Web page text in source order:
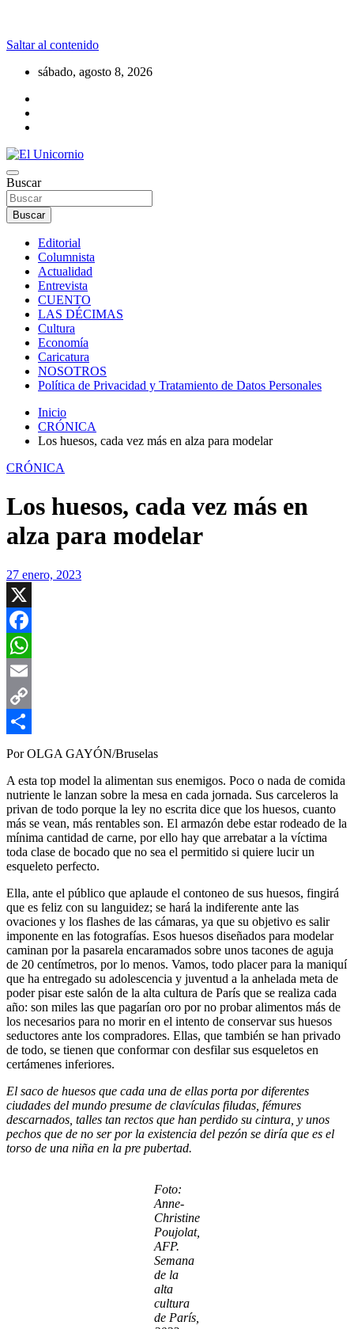
Saltar al contenido
sábado, agosto 8, 2026
El Unicornio
La realidad supera la fantasía
Buscar
Buscar
Editorial
Columnista
Actualidad
Entrevista
CUENTO
LAS DÉCIMAS
Cultura
Economía
Caricatura
NOSOTROS
Política de Privacidad y Tratamiento de Datos Personales
Inicio
CRÓNICA
Los huesos, cada vez más en alza para modelar
CRÓNICA
Los huesos, cada vez más en
alza para modelar
27 enero, 2023
X
Facebook
WhatsApp
Email
Copy
Link
Compartir
Por OLGA GAYÓN/Bruselas
A esta top model la alimentan sus enemigos. Poco o nada de comida
nutriente le lanzan sobre la mesa en cada jornada. Sus carceleros la
privan de todo porque la ley no escrita dice que los huesos, cuanto
más se vean, más rentables son. El armazón debe estar rodeado de la
mínima cantidad de carne, por ello hay que arrebatar a la víctima
toda clase de bocado que no sea el permitido si quiere lucir un
esqueleto perfecto.
Ella, ante el público que aplaude el contoneo de sus huesos, fingirá
que es feliz con su languidez; se hará la indiferente ante las
ovaciones y los flashes de las cámaras, ya que su objetivo es salir
imponente en las fotografías. Esos huesos diseñados para modelar
caminan por la pasarela encaramados sobre unos tacones de aguja
de 20 centímetros, por lo menos. Vamos, todo placer para la maniquí
que ha entregado su adolescencia y juventud a la anhelada meta de
poder pisar este salón de la alta cultura de París que se realiza cada
año: son miles las que pagarían oro por no probar alimentos más de
los necesarios para no morir en el intento de conservar sus huesos
seductores ante los compradores. Ellas, que también se han privado
de todo, se tienen que conformar con desfilar sus esqueletos en
certámenes inferiores.
El saco de huesos que cada una de ellas porta por diferentes
ciudades del mundo presume de clavículas filudas, fémures
descarnados, talles tan rectos que han perdido su cintura, y unos
pechos que de no ser por la existencia del pezón se diría que es el
torso de una niña en la pre pubertad.
Foto:
Anne-
Christine
Poujolat,
AFP.
Semana
de la
alta
cultura
de París,